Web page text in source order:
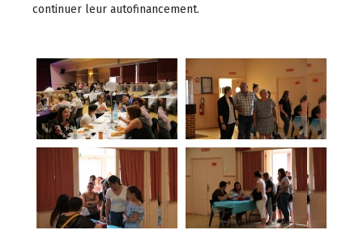
continuer leur autofinancement.